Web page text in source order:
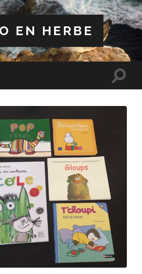
EN HERBE
Toggle